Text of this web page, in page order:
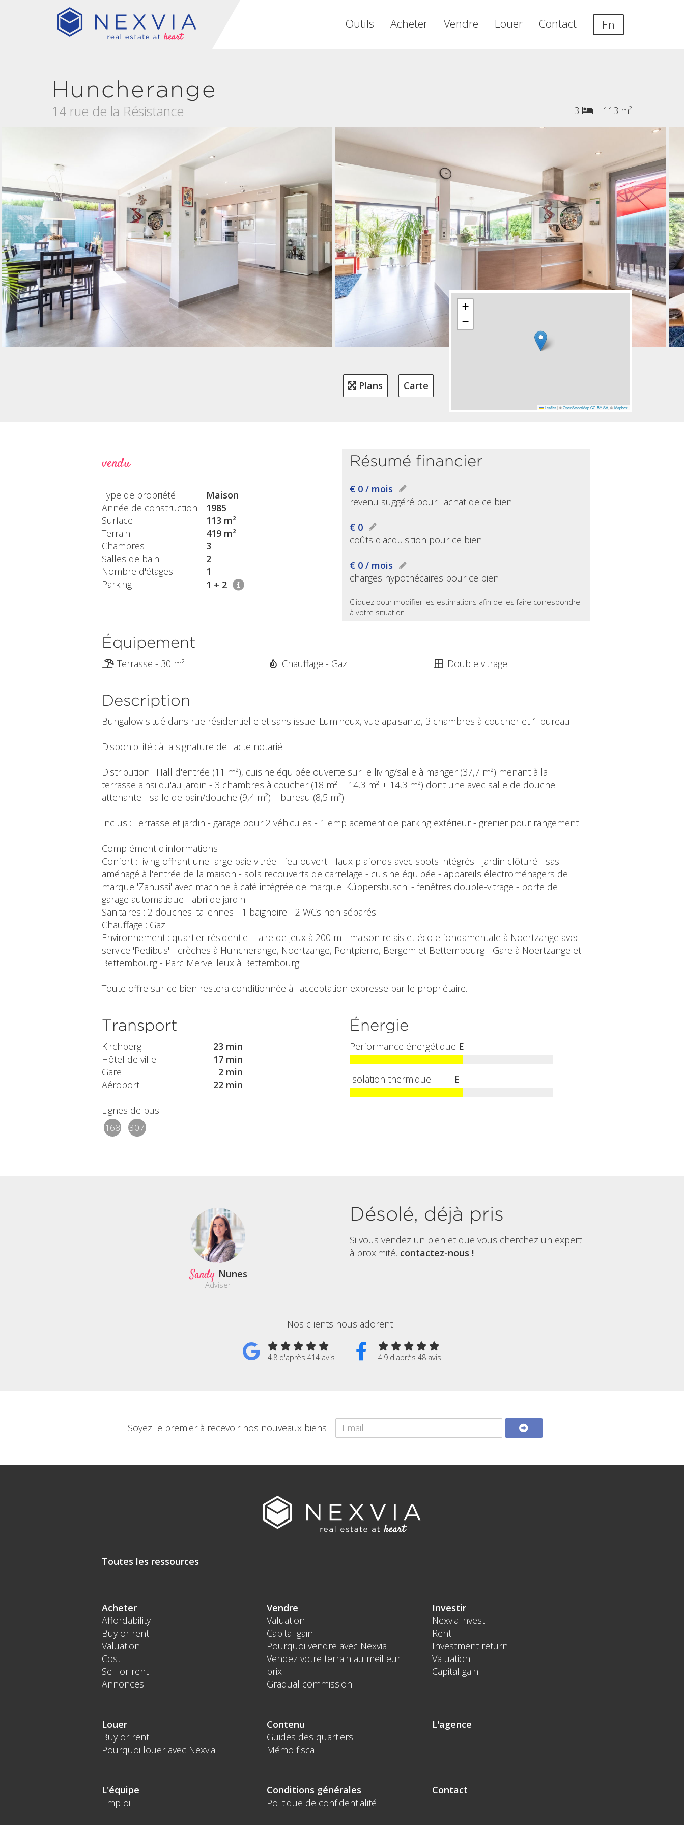
Outils Acheter Vendre Louer Contact En
Huncherange
14 rue de la Résistance 3 | 113 m²
Plans Carte
+
−
Leaflet |©OpenStreetMap CC-BY-SA, ©Mapbox
vendu
Type de propriété
Maison
Année de construction
1985
Surface
113 m²
Terrain
419 m²
Chambres
3
Salles de bain
2
Nombre d'étages
1
Parking
1 + 2
Résumé financier
€ 0 / mois
revenu suggéré pour l'achat de ce bien
€ 0
coûts d'acquisition pour ce bien
€ 0 / mois
charges hypothécaires pour ce bien
Cliquez pour modifier les estimations afin de les faire correspondre
à votre situation
Équipement
Terrasse - 30 m² Chauffage - Gaz Double vitrage
Description
Bungalow situé dans rue résidentielle et sans issue. Lumineux, vue apaisante, 3 chambres à coucher et 1 bureau.
Disponibilité : à la signature de l'acte notarié
Distribution : Hall d'entrée (11 m²), cuisine équipée ouverte sur le living/salle à manger (37,7 m²) menant à la
terrasse ainsi qu'au jardin - 3 chambres à coucher (18 m² + 14,3 m² + 14,3 m²) dont une avec salle de douche
attenante - salle de bain/douche (9,4 m²) – bureau (8,5 m²)
Inclus : Terrasse et jardin - garage pour 2 véhicules - 1 emplacement de parking extérieur - grenier pour rangement
Complément d'informations :
Confort : living offrant une large baie vitrée - feu ouvert - faux plafonds avec spots intégrés - jardin clôturé - sas
aménagé à l'entrée de la maison - sols recouverts de carrelage - cuisine équipée - appareils électroménagers de
marque 'Zanussi' avec machine à café intégrée de marque 'Küppersbusch' - fenêtres double-vitrage - porte de
garage automatique - abri de jardin
Sanitaires : 2 douches italiennes - 1 baignoire - 2 WCs non séparés
Chauffage : Gaz
Environnement : quartier résidentiel - aire de jeux à 200 m - maison relais et école fondamentale à Noertzange avec
service 'Pedibus' - crèches à Huncherange, Noertzange, Pontpierre, Bergem et Bettembourg - Gare à Noertzange et
Bettembourg - Parc Merveilleux à Bettembourg
Toute offre sur ce bien restera conditionnée à l'acceptation expresse par le propriétaire.
Transport
Kirchberg
23 min
Hôtel de ville
17 min
Gare
2 min
Aéroport
22 min
Lignes de bus
168 307
Énergie
Performance énergétique E
Isolation thermique E
Sandy Nunes
Adviser
Désolé, déjà pris
Si vous vendez un bien et que vous cherchez un expert
à proximité, contactez-nous !
Nos clients nous adorent !
4.8 d'après 414 avis 4.9 d'après 48 avis
Soyez le premier à recevoir nos nouveaux biens
Toutes les ressources
Acheter
Affordability
Buy or rent
Valuation
Cost
Sell or rent
Annonces
Vendre
Valuation
Capital gain
Pourquoi vendre avec Nexvia
Vendez votre terrain au meilleur
prix
Gradual commission
Investir
Nexvia invest
Rent
Investment return
Valuation
Capital gain
Louer
Buy or rent
Pourquoi louer avec Nexvia
Contenu
Guides des quartiers
Mémo fiscal
L'agence
L'équipe
Emploi
Conditions générales
Politique de confidentialité
Contact